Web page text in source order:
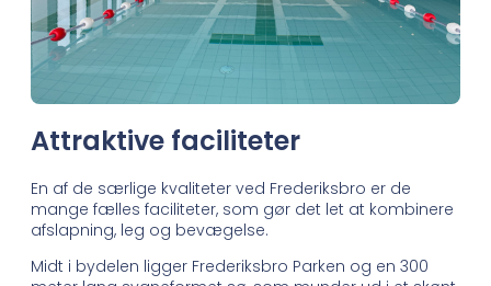
Attraktive faciliteter
En af de særlige kvaliteter ved Frederiksbro er de
mange fælles faciliteter, som gør det let at kombinere
afslapning, leg og bevægelse.
Midt i bydelen ligger Frederiksbro Parken og en 300